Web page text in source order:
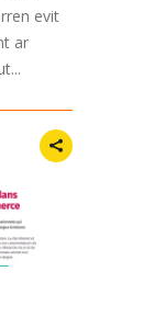
evit
ar